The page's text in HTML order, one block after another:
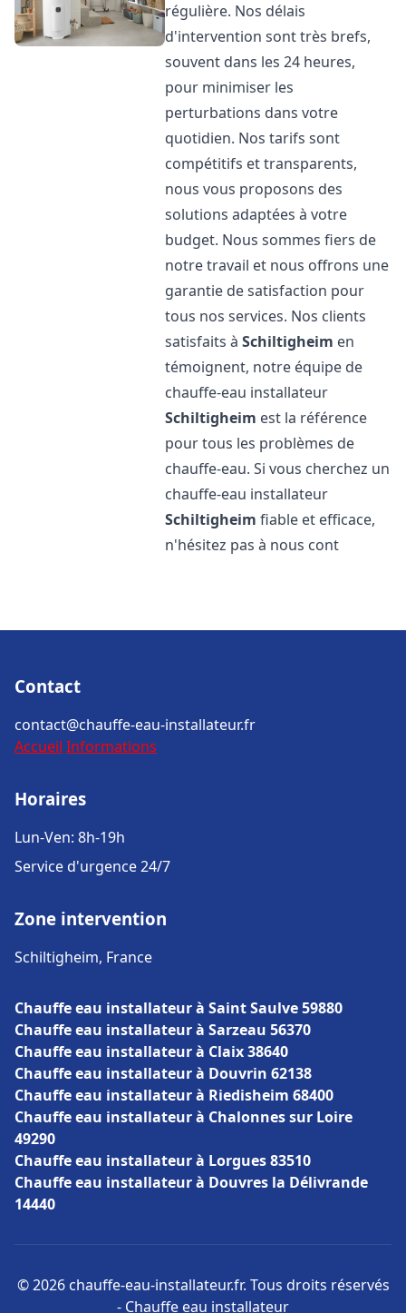
régulière. Nos délais
d'intervention sont très brefs,
souvent dans les 24 heures,
pour minimiser les
perturbations dans votre
quotidien. Nos tarifs sont
compétitifs et transparents,
nous vous proposons des
solutions adaptées à votre
budget. Nous sommes fiers de
notre travail et nous offrons une
garantie de satisfaction pour
tous nos services. Nos clients
satisfaits àSchiltigheim en
témoignent, notre équipe de
chauffe-eau installateur
Schiltigheim est la référence
pour tous les problèmes de
chauffe-eau. Si vous cherchez un
chauffe-eau installateur
Schiltigheim fiable et efficace,
n'hésitez pas à nous cont
Contact
contact@chauffe-eau-installateur.fr
Accueil Informations
Horaires
Lun-Ven: 8h-19h
Service d'urgence 24/7
Zone intervention
Schiltigheim, France
Chauffe eau installateur à Saint Saulve 59880
Chauffe eau installateur à Sarzeau 56370
Chauffe eau installateur à Claix 38640
Chauffe eau installateur à Douvrin 62138
Chauffe eau installateur à Riedisheim 68400
Chauffe eau installateur à Chalonnes sur Loire
49290
Chauffe eau installateur à Lorgues 83510
Chauffe eau installateur à Douvres la Délivrande
14440
© 2026 chauffe-eau-installateur.fr. Tous droits réservés
- Chauffe eau installateur